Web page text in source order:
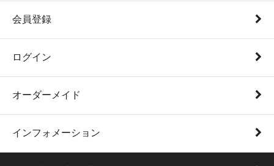
会員登録
ログイン
オーダーメイド
インフォメーション